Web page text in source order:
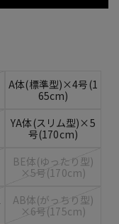
A体(標準型)×4号(1
65cm)
YA体(スリム型)×5
号(170cm)
BE体(ゆったり型)
×5号(170cm)
AB体(がっちり型)
×6号(175cm)